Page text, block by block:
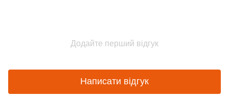
Додайте перший відгук
Написати відгук